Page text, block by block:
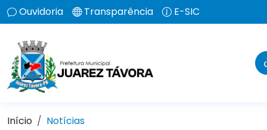
Ouvidoria Transparência E-SIC
Início Notícias